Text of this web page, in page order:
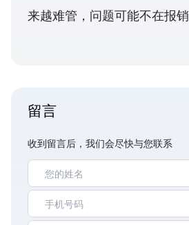
来越难管，问题可能不在报销
留言
收到留言后，我们会尽快与您联系